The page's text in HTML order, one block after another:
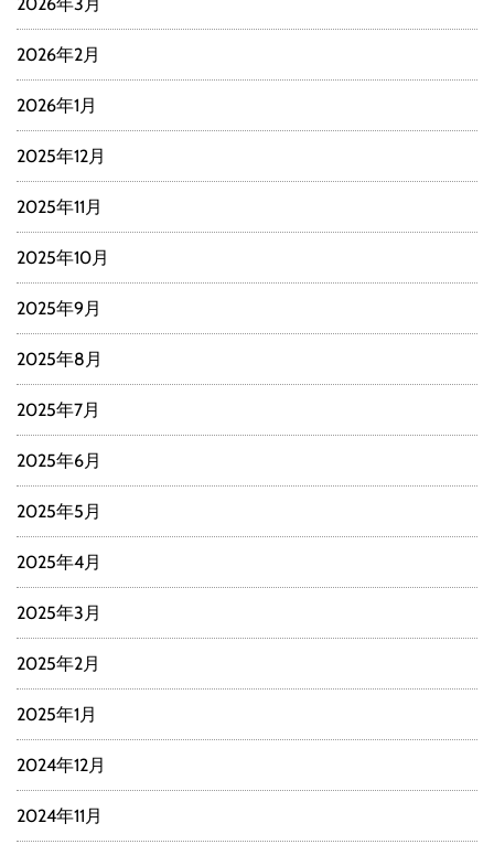
2026年3月
2026年2月
2026年1月
2025年12月
2025年11月
2025年10月
2025年9月
2025年8月
2025年7月
2025年6月
2025年5月
2025年4月
2025年3月
2025年2月
2025年1月
2024年12月
2024年11月